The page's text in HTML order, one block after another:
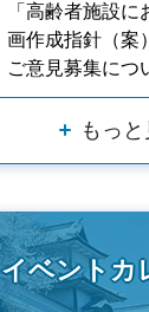
「高齢者施設
画作成指針（案
ご意見募集につ
もっと
イベントカ